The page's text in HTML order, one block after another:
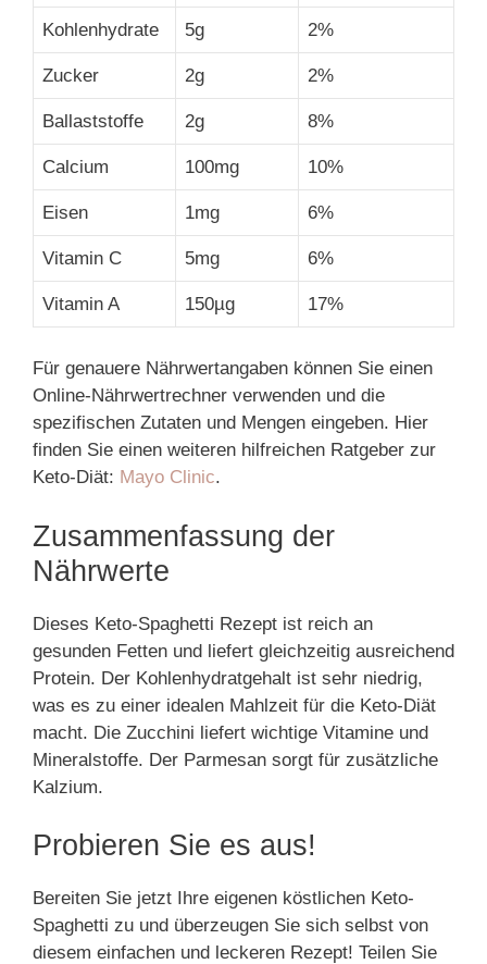
Kohlenhydrate 5g 2%
Zucker 2g 2%
Ballaststoffe 2g 8%
Calcium 100mg 10%
Eisen 1mg 6%
Vitamin C 5mg 6%
Vitamin A 150µg 17%
Für genauere Nährwertangaben können Sie einen
Online-Nährwertrechner verwenden und die
spezifischen Zutaten und Mengen eingeben. Hier
finden Sie einen weiteren hilfreichen Ratgeber zur
Keto-Diät: Mayo Clinic.
Zusammenfassung der
Nährwerte
Dieses Keto-Spaghetti Rezept ist reich an
gesunden Fetten und liefert gleichzeitig ausreichend
Protein. Der Kohlenhydratgehalt ist sehr niedrig,
was es zu einer idealen Mahlzeit für die Keto-Diät
macht. Die Zucchini liefert wichtige Vitamine und
Mineralstoffe. Der Parmesan sorgt für zusätzliche
Kalzium.
Probieren Sie es aus!
Bereiten Sie jetzt Ihre eigenen köstlichen Keto-
Spaghetti zu und überzeugen Sie sich selbst von
diesem einfachen und leckeren Rezept! Teilen Sie